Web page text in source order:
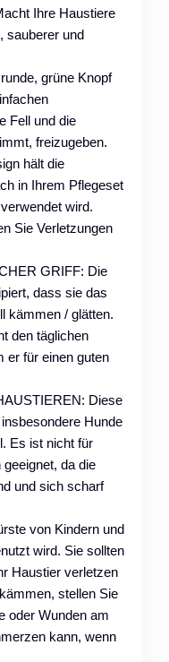
Ihre Haustiere
sauberer und
grüne Knopf
Fell und die
freizugeben.
hält die
in Ihrem Pflegeset
wird.
Sie Verletzungen
GRIFF: Die
dass sie das
kämmen / glätten.
den täglichen
er für einen guten
Diese
Hunde
Es ist nicht für
da die
und sich scharf
von Kindern und
wird. Sie sollten
Haustier verletzen
stellen Sie
oder Wunden am
kann, wenn